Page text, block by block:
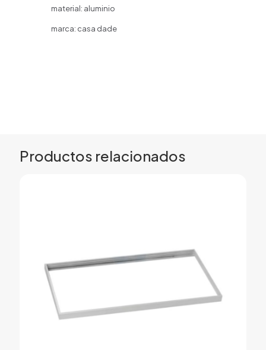
material: aluminio
marca: casa dade
Productos relacionados